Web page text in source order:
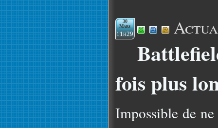
30
Mars
11h29
fois plus
Impossible de